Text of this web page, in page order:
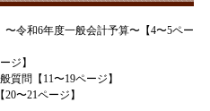
令和6年度一般会計予算〜【4〜5ペー
ジ】​
質問【11〜19ページ】
〜21ページ】